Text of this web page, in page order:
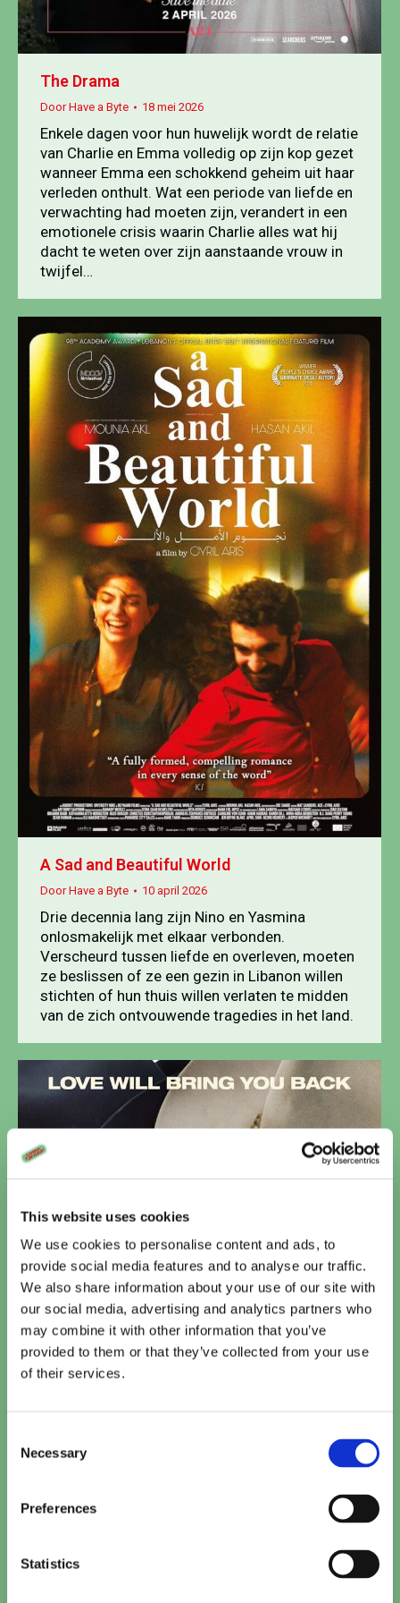
This website uses cookies
We use cookies to personalise content and ads, to
provide social media features and to analyse our traffic.
We also share information about your use of our site with
our social media, advertising and analytics partners who
may combine it with other information that you’ve
provided to them or that they’ve collected from your use
of their services.
Selection
Necessary
Preferences
Statistics
The Drama
DoorHave a Byte 18 mei 2026
Enkele dagen voor hun huwelijk wordt de relatie
van Charlie en Emma volledig op zijn kop gezet
wanneer Emma een schokkend geheim uit haar
verleden onthult. Wat een periode van liefde en
verwachting had moeten zijn, verandert in een
emotionele crisis waarin Charlie alles wat hij
dacht te weten over zijn aanstaande vrouw in
twijfel…
A Sad and Beautiful World
DoorHave a Byte 10 april 2026
Drie decennia lang zijn Nino en Yasmina
onlosmakelijk met elkaar verbonden.
Verscheurd tussen liefde en overleven, moeten
ze beslissen of ze een gezin in Libanon willen
stichten of hun thuis willen verlaten te midden
van de zich ontvouwende tragedies in het land.